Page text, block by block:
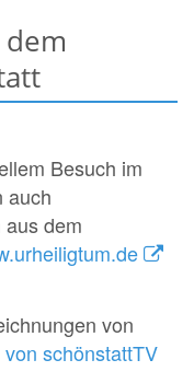
Besuch im
auch
dem
von
schönstattTV